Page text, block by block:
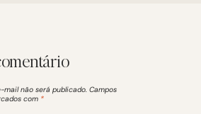
mail não será publicado. Campos
com *